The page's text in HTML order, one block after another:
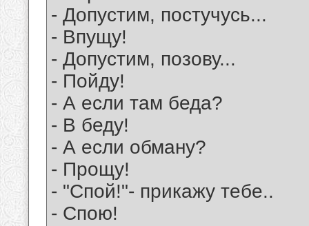
- Допустим, постучусь...
- Впущу!
- Допустим, позову...
- Пойду!
- А если там беда?
- В беду!
- А если обману?
- Прощу!
- "Спой!"- прикажу тебе..
- Спою!